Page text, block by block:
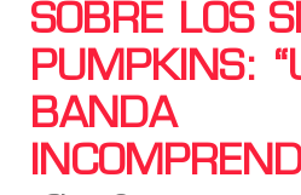
SOBRE LOS
PUMPKINS:
BANDA